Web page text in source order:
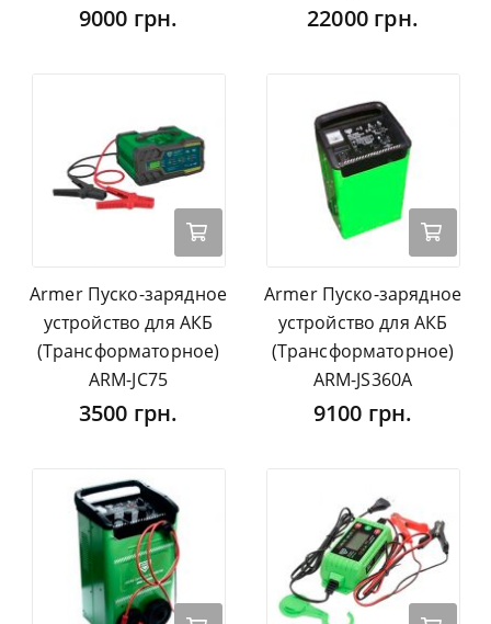
9000 грн. 22000 грн.
Armer Пуско-зарядное
устройство для АКБ
(Трансформаторное)
ARM-JC75
3500 грн.
Armer Пуско-зарядное
устройство для АКБ
(Трансформаторное)
ARM-JS360A
9100 грн.